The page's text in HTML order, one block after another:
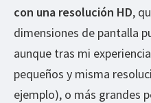
con una resolución HD,
dimensiones de pantalla
aunque tras mi
pequeños y misma
ejemplo), o más grandes